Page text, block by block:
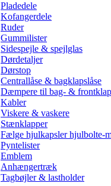
Pladedele
Kofangerdele
Ruder
Gummilister
Sidespejle & spejlglas
Dørdetaljer
Dørstop
Centrallåse & bagklapslåse
Dæmpere til bag- & frontklap
Kabler
Viskere & vaskere
Stænklapper
Fælge hjulkapsler hjulbolte-
Pyntelister
Emblem
Anhængertræk
Tagbøjler & lastholder